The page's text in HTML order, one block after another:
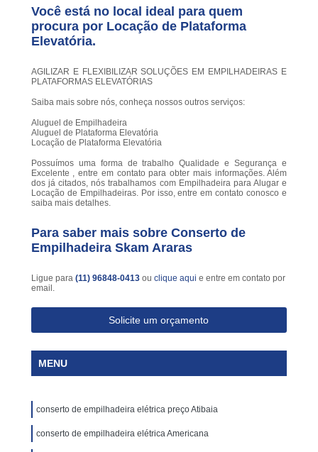
Você está no local ideal para quem
procura por Locação de Plataforma
Elevatória.
AGILIZAR E FLEXIBILIZAR SOLUÇÕES EM EMPILHADEIRAS E
PLATAFORMAS ELEVATÓRIAS
Saiba mais sobre nós, conheça nossos outros serviços:
Aluguel de Empilhadeira
Aluguel de Plataforma Elevatória
Locação de Plataforma Elevatória
Possuímos uma forma de trabalho Qualidade e Segurança e
Excelente , entre em contato para obter mais informações. Além
dos já citados, nós trabalhamos com Empilhadeira para Alugar e
Locação de Empilhadeiras. Por isso, entre em contato conosco e
saiba mais detalhes.
Para saber mais sobre Conserto de
Empilhadeira Skam Araras
Ligue para (11) 96848-0413 ou clique aqui e entre em contato por
email.
Solicite um orçamento
MENU
conserto de empilhadeira elétrica preço Atibaia
conserto de empilhadeira elétrica Americana